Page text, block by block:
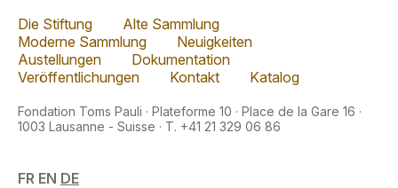
Die Stiftung
Alte Sammlung
Moderne Sammlung
Neuigkeiten
Austellungen
Dokumentation
Veröffentlichungen
Kontakt Katalog
Fondation Toms Pauli · Plateforme 10 · Place de la Gare 16 ·
1003 Lausanne - Suisse · T. +41 21 329 06 86
FR EN DE